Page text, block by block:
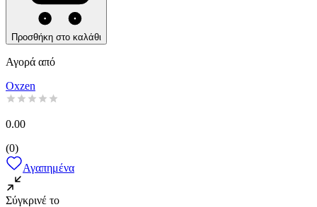
Προσθήκη στο καλάθι
Αγορά από
Oxzen
0.00
(0)
Αγαπημένα
Σύγκρινέ το